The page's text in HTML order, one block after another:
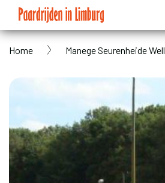
Overslaan
naar
gaan
Kruimelpad
Home Manege Seurenheide Well